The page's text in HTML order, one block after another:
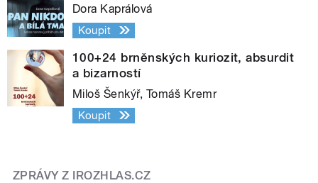
Dora Kaprálová
Koupit
100+24 brněnských kuriozit, absurdit
a bizarností
Miloš Šenkýř, Tomáš Kremr
Koupit
ZPRÁVY Z IROZHLAS.CZ